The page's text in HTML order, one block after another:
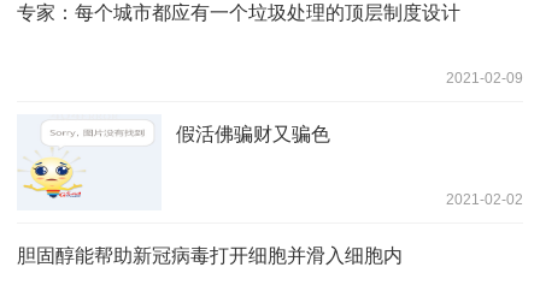
专家：每个城市都应有一个垃圾处理的顶层制度设计
2021-02-09
假活佛骗财又骗色
2021-02-02
胆固醇能帮助新冠病毒打开细胞并滑入细胞内